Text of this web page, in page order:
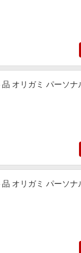
オリガミ パーソナ
オリガミ パーソナ